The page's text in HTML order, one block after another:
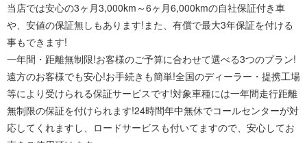
当店では安心の3ヶ月3,000km～6ヶ月6,000kmの自社保証付き車
や、安値の保証無しもあります!また、有償で最大3年保証を付ける
事もできます!
一年間・距離無制限!お客様のご予算に合わせて選べる3つのプラン!
遠方のお客様でも安心!お手続きも簡単!全国のディーラー・提携工場
等により受けられる保証サービスです!対象車種には一年間走行距離
無制限の保証を付けられます!24時間年中無休でコールセンターが対
応してくれますし、ロードサービスも付いてますので、安心してお